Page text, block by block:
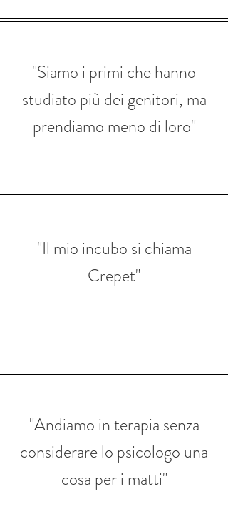
"Siamo i primi che hanno
studiato più dei genitori, ma
prendiamo meno di loro"
"Il mio incubo si chiama
Crepet"
"Andiamo in terapia senza
considerare lo psicologo una
cosa per i matti"